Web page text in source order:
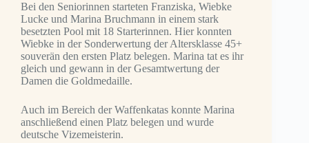
Bei den Seniorinnen starteten Franziska, Wiebke
Lucke und Marina Bruchmann in einem stark
besetzten Pool mit 18 Starterinnen. Hier konnten
Wiebke in der Sonderwertung der Altersklasse 45+
souverän den ersten Platz belegen. Marina tat es ihr
gleich und gewann in der Gesamtwertung der
Damen die Goldmedaille.
Auch im Bereich der Waffenkatas konnte Marina
anschließend einen Platz belegen und wurde
deutsche Vizemeisterin.